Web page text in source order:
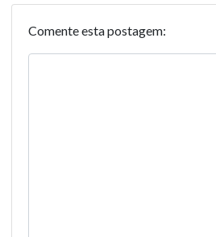
Comente esta postagem: